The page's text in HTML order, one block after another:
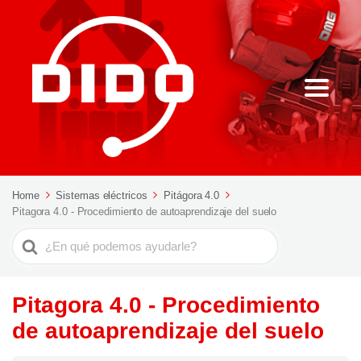
Home Sistemas eléctricos
Pitágora 4.0
Pitagora 4.0 - Procedimiento de autoaprendizaje del suelo
Buscar
Pitagora 4.0 - Procedimiento
de autoaprendizaje del suelo